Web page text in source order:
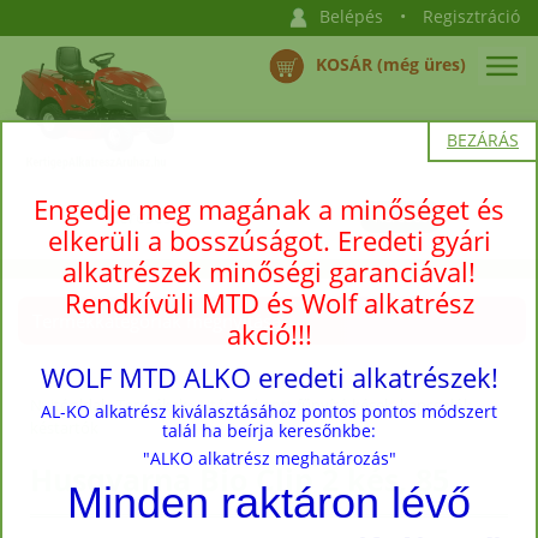
Belépés • Regisztráció
KOSÁR (még üres)
Termékkategóriák megnyitása →
Nyitóoldal›Termékek›Utángyártott fűnyíró kések, kapcsolók,
Husqvarna Bio Clip 2 kés, 85
BEZÁRÁS
Engedje meg magának a minőséget és
elkerüli a bosszúságot. Eredeti gyári
alkatrészek minőségi garanciával!
Rendkívüli MTD és Wolf alkatrész
akció!!!
WOLF MTD ALKO eredeti alkatrészek!
AL-KO alkatrész kiválasztásához pontos pontos módszert
talál ha beírja keresőnkbe:
"ALKO alkatrész meghatározás"
Minden raktáron lévő